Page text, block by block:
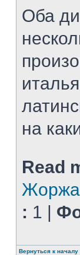
Оба
на
Read
: 1 |
Вернуться к началу